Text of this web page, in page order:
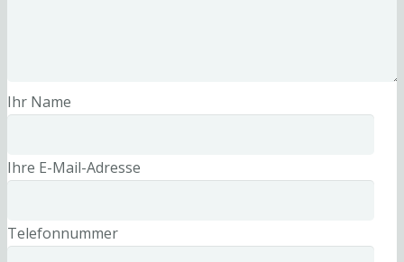
Ihr Name
Ihre E-Mail-Adresse
Telefonnummer